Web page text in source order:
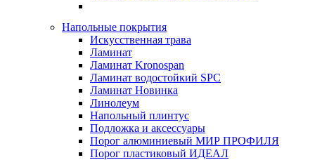
Напольные покрытия
Искусственная трава
Ламинат
Ламинат Kronospan
Ламинат водостойкий SPC
Ламинат Новинка
Линолеум
Напольный плинтус
Подложка и аксессуары
Порог алюминиевый МИР ПРОФИЛЯ
Порог пластиковый ИДЕАЛ